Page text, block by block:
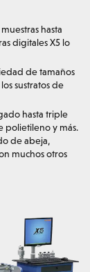
hasta
digitales X5 lo
de tamaños
sustratos de
hasta triple
polietileno y más.
de abeja,
muchos otros